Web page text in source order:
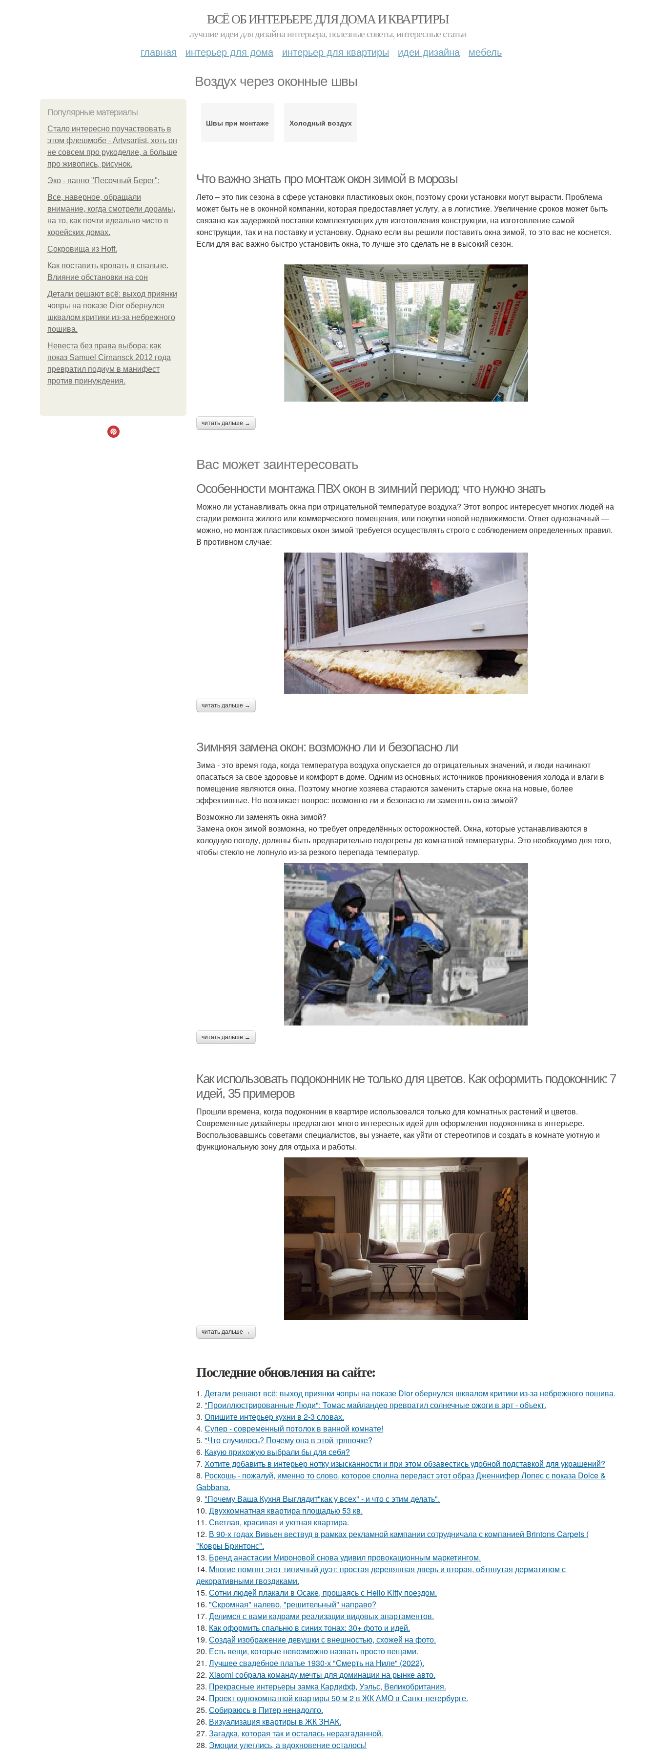
ВСЁ ОБ ИНТЕРЬЕРЕ ДЛЯ ДОМА И КВАРТИРЫ
лучшие идеи для дизайна интерьера, полезные советы, интересные статьи
главная интерьер для дома интерьер для квартиры идеи дизайна мебель
Воздух через оконные швы
Популярные материалы
Стало интересно поучаствовать в
этом флешмобе - Artvsartist, хоть он
не совсем про рукоделие, а больше
про живопись, рисунок.
Эко - панно "Песочный Берег":
Все, наверное, обращали
внимание, когда смотрели дорамы,
на то, как почти идеально чисто в
корейских домах.
Сокровища из Hoff.
Как поставить кровать в спальне.
Влияние обстановки на сон
Детали решают всё: выход приянки
чопры на показе Dior обернулся
шквалом критики из-за небрежного
пошива.
Невеста без права выбора: как
показ Samuel Cirnansck 2012 года
превратил подиум в манифест
против принуждения.
Швы при монтаже Холодный воздух
Что важно знать про монтаж окон зимой в морозы
Лето – это пик сезона в сфере установки пластиковых окон, поэтому сроки установки могут вырасти. Проблема
может быть не в оконной компании, которая предоставляет услугу, а в логистике. Увеличение сроков может быть
связано как задержкой поставки комплектующих для изготовления конструкции, на изготовление самой
конструкции, так и на поставку и установку. Однако если вы решили поставить окна зимой, то это вас не коснется.
Если для вас важно быстро установить окна, то лучше это сделать не в высокий сезон.
читать дальше →
Вас может заинтересовать
Особенности монтажа ПВХ окон в зимний период: что нужно знать
Можно ли устанавливать окна при отрицательной температуре воздуха? Этот вопрос интересует многих людей на
стадии ремонта жилого или коммерческого помещения, или покупки новой недвижимости. Ответ однозначный —
можно, но монтаж пластиковых окон зимой требуется осуществлять строго с соблюдением определенных правил.
В противном случае:
читать дальше →
Зимняя замена окон: возможно ли и безопасно ли
Зима - это время года, когда температура воздуха опускается до отрицательных значений, и люди начинают
опасаться за свое здоровье и комфорт в доме. Одним из основных источников проникновения холода и влаги в
помещение являются окна. Поэтому многие хозяева стараются заменить старые окна на новые, более
эффективные. Но возникает вопрос: возможно ли и безопасно ли заменять окна зимой?
Возможно ли заменять окна зимой?
Замена окон зимой возможна, но требует определённых осторожностей. Окна, которые устанавливаются в
холодную погоду, должны быть предварительно подогреты до комнатной температуры. Это необходимо для того,
чтобы стекло не лопнуло из-за резкого перепада температур.
читать дальше →
Как использовать подоконник не только для цветов. Как оформить подоконник: 7
идей, 35 примеров
Прошли времена, когда подоконник в квартире использовался только для комнатных растений и цветов.
Современные дизайнеры предлагают много интересных идей для оформления подоконника в интерьере.
Воспользовавшись советами специалистов, вы узнаете, как уйти от стереотипов и создать в комнате уютную и
функциональную зону для отдыха и работы.
читать дальше →
Последние обновления на сайте:
1. Детали решают всё: выход приянки чопры на показе Dior обернулся шквалом критики из-за небрежного пошива.
2. "Проиллюстрированные Люди": Томас майландер превратил солнечные ожоги в арт - объект.
3. Опишите интерьер кухни в 2-3 словах.
4. Супер - современный потолок в ванной комнате!
5. "Что случилось? Почему она в этой тряпочке?
6. Какую прихожую выбрали бы для себя?
7. Хотите добавить в интерьер нотку изысканности и при этом обзавестись удобной подставкой для украшений?
8. Роскошь - пожалуй, именно то слово, которое сполна передаст этот образ Дженнифер Лопес с показа Dolce &
Gabbana.
9. "Почему Ваша Кухня Выглядит"как у всех" - и что с этим делать".
10. Двухкомнатная квартира площадью 53 кв.
11. Светлая, красивая и уютная квартира.
12. В 90-х годах Вивьен вествуд в рамках рекламной кампании сотрудничала с компанией Brintons Carpets (
"Ковры Бринтонс".
13. Бренд анастасии Мироновой снова удивил провокационным маркетингом.
14. Многие помнят этот типичный дуэт: простая деревянная дверь и вторая, обтянутая дерматином с
декоративными гвоздиками.
15. Сотни людей плакали в Осаке, прощаясь с Hello Kitty поездом.
16. "Скромная" налево, "решительный" направо?
17. Делимся с вами кадрами реализации видовых апартаментов.
18. Как оформить спальню в синих тонах: 30+ фото и идей.
19. Создай изображение девушки с внешностью, схожей на фото.
20. Есть вещи, которые невозможно назвать просто вещами.
21. Лучшее свадебное платье 1930-х "Смерть на Ниле" (2022).
22. Xiaomi собрала команду мечты для доминации на рынке авто.
23. Прекрасные интерьеры замка Кардифф, Уэльс, Великобритания.
24. Проект однокомнатной квартиры 50 м 2 в ЖК АМО в Санкт-петербурге.
25. Собираюсь в Питер ненадолго.
26. Визуализация квартиры в ЖК ЗНАК.
27. Загадка, которая так и осталась неразгаданной.
28. Эмоции улеглись, а вдохновение осталось!